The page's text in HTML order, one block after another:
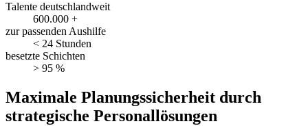
Talente deutschlandweit
600.000 +
zur passenden Aushilfe
< 24 Stunden
besetzte Schichten
> 95 %
Maximale Planungssicherheit durch
strategische Personallösungen